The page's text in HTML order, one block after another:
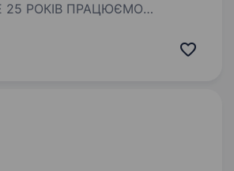
так і самостійної…